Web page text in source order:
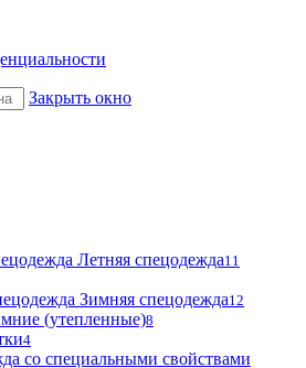
Закрыть окно
Летняя спецодежда11
Зимняя спецодежда12
(утепленные)8
4